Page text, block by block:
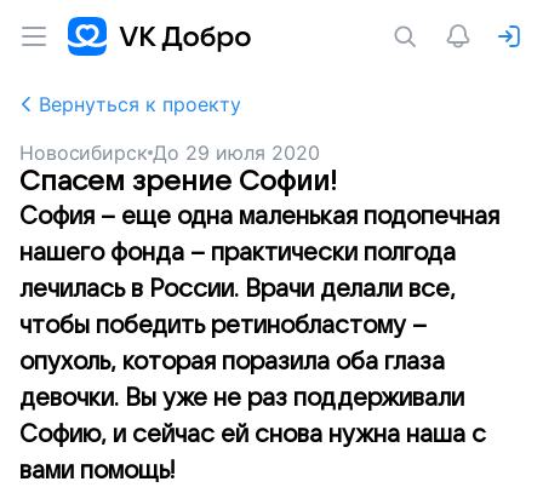
Вернуться к проекту
Новосибирск До 29 июля 2020
Спасем зрение Софии!
София – еще одна маленькая подопечная
нашего фонда – практически полгода
лечилась в России. Врачи делали все,
чтобы победить ретинобластому –
опухоль, которая поразила оба глаза
девочки. Вы уже не раз поддерживали
Софию, и сейчас ей снова нужна наша с
вами помощь!